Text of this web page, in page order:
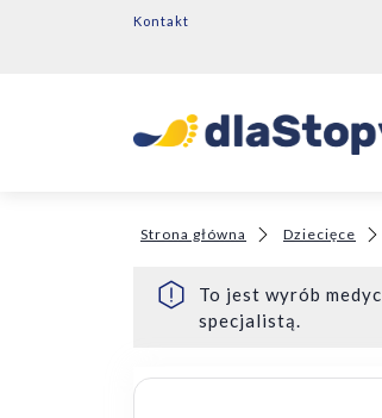
Kontakt
Strona główna Dziecięce
To jest wyrób
specjalistą.